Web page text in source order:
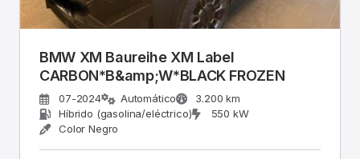
BMW XM Baureihe XM Label
CARBON*B&amp;W*BLACK FROZEN
07-2024 Automático
3.200 km
Híbrido (gasolina/eléctrico)
550 kW
Color Negro